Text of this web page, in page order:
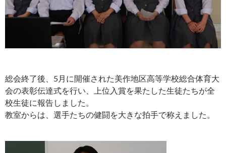
総会終了後、5月に開催された美作地区高等学校総合体育大
会の表彰伝達式を行い、上位入賞を果たした生徒たちが全
校生徒に報告しました。
教室からは、選手たちの健闘を大きな拍手で称えました。